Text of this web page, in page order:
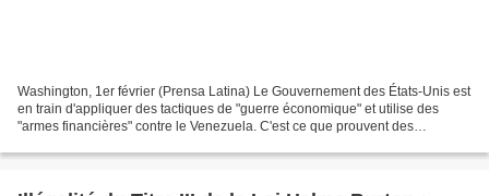
Washington, 1er février (Prensa Latina) Le Gouvernement des États-Unis est
en train d'appliquer des tactiques de "guerre économique" et utilise des
"armes financières" contre le Venezuela. C'est ce que prouvent des